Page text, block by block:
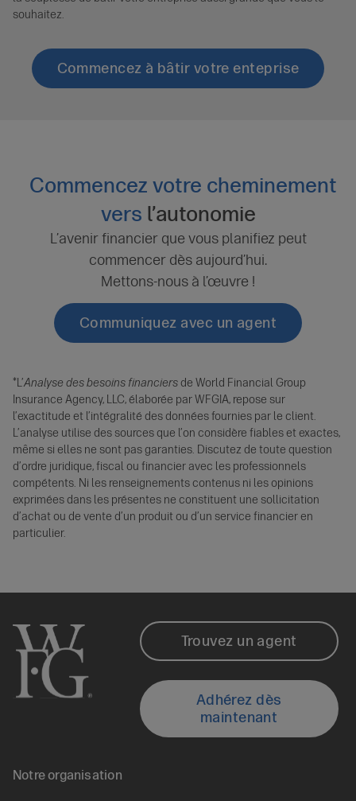
souhaitez.
Commencez à bâtir votre enteprise
Commencez votre cheminement
vers l’autonomie
L’avenir financier que vous planifiez peut
commencer dès aujourd’hui.
Mettons-nous à l’œuvre !
Communiquez avec un agent
*L’Analyse des besoins financiersde World Financial Group
Insurance Agency, LLC, élaborée par WFGIA, repose sur
l’exactitude et l’intégralité des données fournies par le client.
L’analyse utilise des sources que l’on considère fiables et exactes,
même si elles ne sont pas garanties. Discutez de toute question
d’ordre juridique, fiscal ou financier avec les professionnels
compétents. Ni les renseignements contenus ni les opinions
exprimées dans les présentes ne constituent une sollicitation
d’achat ou de vente d’un produit ou d’un service financier en
particulier.
World
Financial
Accueil
Footer
Notre organisation
Footer
Locate
an
Trouvez un agent
Adhérez dès
maintenant